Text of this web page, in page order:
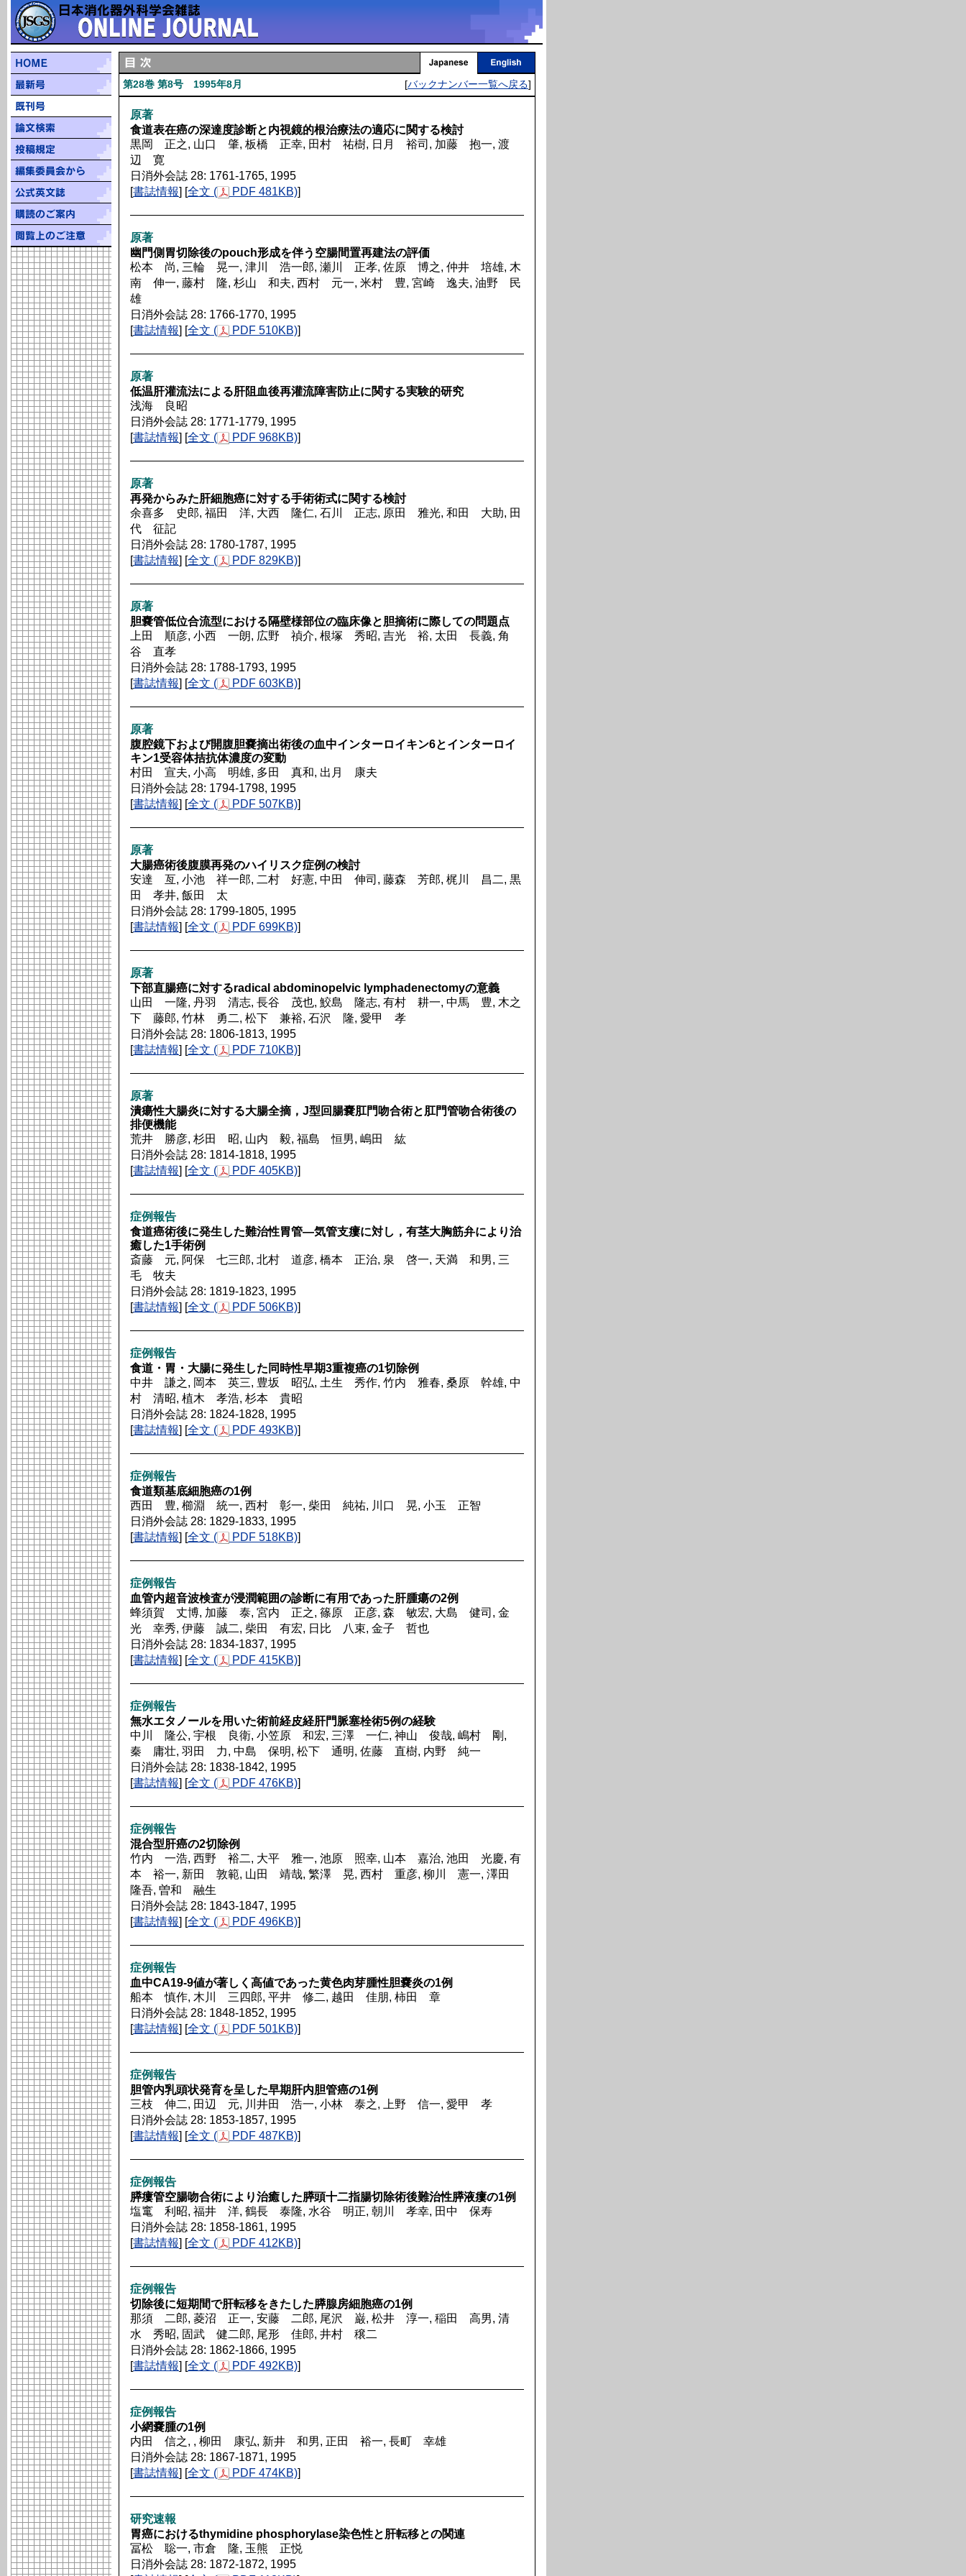
第28巻 第8号 1995年8月 [バックナンバー一覧へ戻る]
原著
食道表在癌の深達度診断と内視鏡的根治療法の適応に関する検討
黒岡 正之, 山口 肇, 板橋 正幸, 田村 祐樹, 日月 裕司, 加藤 抱一, 渡
辺 寛
日消外会誌 28: 1761-1765, 1995
[書誌情報] [全文 ( PDF 481KB)]
原著
幽門側胃切除後のpouch形成を伴う空腸間置再建法の評価
松本 尚, 三輪 晃一, 津川 浩一郎, 瀬川 正孝, 佐原 博之, 仲井 培雄, 木
南 伸一, 藤村 隆, 杉山 和夫, 西村 元一, 米村 豊, 宮崎 逸夫, 油野 民
雄
日消外会誌 28: 1766-1770, 1995
[書誌情報] [全文 ( PDF 510KB)]
原著
低温肝灌流法による肝阻血後再灌流障害防止に関する実験的研究
浅海 良昭
日消外会誌 28: 1771-1779, 1995
[書誌情報] [全文 ( PDF 968KB)]
原著
再発からみた肝細胞癌に対する手術術式に関する検討
余喜多 史郎, 福田 洋, 大西 隆仁, 石川 正志, 原田 雅光, 和田 大助, 田
代 征記
日消外会誌 28: 1780-1787, 1995
[書誌情報] [全文 ( PDF 829KB)]
原著
胆嚢管低位合流型における隔壁様部位の臨床像と胆摘術に際しての問題点
上田 順彦, 小西 一朗, 広野 禎介, 根塚 秀昭, 吉光 裕, 太田 長義, 角
谷 直孝
日消外会誌 28: 1788-1793, 1995
[書誌情報] [全文 ( PDF 603KB)]
原著
腹腔鏡下および開腹胆嚢摘出術後の血中インターロイキン6とインターロイ
キン1受容体拮抗体濃度の変動
村田 宣夫, 小高 明雄, 多田 真和, 出月 康夫
日消外会誌 28: 1794-1798, 1995
[書誌情報] [全文 ( PDF 507KB)]
原著
大腸癌術後腹膜再発のハイリスク症例の検討
安達 亙, 小池 祥一郎, 二村 好憲, 中田 伸司, 藤森 芳郎, 梶川 昌二, 黒
田 孝井, 飯田 太
日消外会誌 28: 1799-1805, 1995
[書誌情報] [全文 ( PDF 699KB)]
原著
下部直腸癌に対するradical abdominopelvic lymphadenectomyの意義
山田 一隆, 丹羽 清志, 長谷 茂也, 鮫島 隆志, 有村 耕一, 中馬 豊, 木之
下 藤郎, 竹林 勇二, 松下 兼裕, 石沢 隆, 愛甲 孝
日消外会誌 28: 1806-1813, 1995
[書誌情報] [全文 ( PDF 710KB)]
原著
潰瘍性大腸炎に対する大腸全摘，J型回腸嚢肛門吻合術と肛門管吻合術後の
排便機能
荒井 勝彦, 杉田 昭, 山内 毅, 福島 恒男, 嶋田 紘
日消外会誌 28: 1814-1818, 1995
[書誌情報] [全文 ( PDF 405KB)]
症例報告
食道癌術後に発生した難治性胃管―気管支瘻に対し，有茎大胸筋弁により治
癒した1手術例
斎藤 元, 阿保 七三郎, 北村 道彦, 橋本 正治, 泉 啓一, 天満 和男, 三
毛 牧夫
日消外会誌 28: 1819-1823, 1995
[書誌情報] [全文 ( PDF 506KB)]
症例報告
食道・胃・大腸に発生した同時性早期3重複癌の1切除例
中井 謙之, 岡本 英三, 豊坂 昭弘, 土生 秀作, 竹内 雅春, 桑原 幹雄, 中
村 清昭, 植木 孝浩, 杉本 貴昭
日消外会誌 28: 1824-1828, 1995
[書誌情報] [全文 ( PDF 493KB)]
症例報告
食道類基底細胞癌の1例
西田 豊, 櫛淵 統一, 西村 彰一, 柴田 純祐, 川口 晃, 小玉 正智
日消外会誌 28: 1829-1833, 1995
[書誌情報] [全文 ( PDF 518KB)]
症例報告
血管内超音波検査が浸潤範囲の診断に有用であった肝腫瘍の2例
蜂須賀 丈博, 加藤 泰, 宮内 正之, 篠原 正彦, 森 敏宏, 大島 健司, 金
光 幸秀, 伊藤 誠二, 柴田 有宏, 日比 八束, 金子 哲也
日消外会誌 28: 1834-1837, 1995
[書誌情報] [全文 ( PDF 415KB)]
症例報告
無水エタノールを用いた術前経皮経肝門脈塞栓術5例の経験
中川 隆公, 宇根 良衛, 小笠原 和宏, 三澤 一仁, 神山 俊哉, 嶋村 剛,
秦 庸壮, 羽田 力, 中島 保明, 松下 通明, 佐藤 直樹, 内野 純一
日消外会誌 28: 1838-1842, 1995
[書誌情報] [全文 ( PDF 476KB)]
症例報告
混合型肝癌の2切除例
竹内 一浩, 西野 裕二, 大平 雅一, 池原 照幸, 山本 嘉治, 池田 光慶, 有
本 裕一, 新田 敦範, 山田 靖哉, 繁澤 晃, 西村 重彦, 柳川 憲一, 澤田
隆吾, 曽和 融生
日消外会誌 28: 1843-1847, 1995
[書誌情報] [全文 ( PDF 496KB)]
症例報告
血中CA19-9値が著しく高値であった黄色肉芽腫性胆嚢炎の1例
船本 慎作, 木川 三四郎, 平井 修二, 越田 佳朋, 柿田 章
日消外会誌 28: 1848-1852, 1995
[書誌情報] [全文 ( PDF 501KB)]
症例報告
胆管内乳頭状発育を呈した早期肝内胆管癌の1例
三枝 伸二, 田辺 元, 川井田 浩一, 小林 泰之, 上野 信一, 愛甲 孝
日消外会誌 28: 1853-1857, 1995
[書誌情報] [全文 ( PDF 487KB)]
症例報告
膵瘻管空腸吻合術により治癒した膵頭十二指腸切除術後難治性膵液瘻の1例
塩竃 利昭, 福井 洋, 鶴長 泰隆, 水谷 明正, 朝川 孝幸, 田中 保寿
日消外会誌 28: 1858-1861, 1995
[書誌情報] [全文 ( PDF 412KB)]
症例報告
切除後に短期間で肝転移をきたした膵腺房細胞癌の1例
那須 二郎, 菱沼 正一, 安藤 二郎, 尾沢 巌, 松井 淳一, 稲田 高男, 清
水 秀昭, 固武 健二郎, 尾形 佳郎, 井村 穣二
日消外会誌 28: 1862-1866, 1995
[書誌情報] [全文 ( PDF 492KB)]
症例報告
小網嚢腫の1例
内田 信之, , 柳田 康弘, 新井 和男, 正田 裕一, 長町 幸雄
日消外会誌 28: 1867-1871, 1995
[書誌情報] [全文 ( PDF 474KB)]
研究速報
胃癌におけるthymidine phosphorylase染色性と肝転移との関連
冨松 聡一, 市倉 隆, 玉熊 正悦
日消外会誌 28: 1872-1872, 1995